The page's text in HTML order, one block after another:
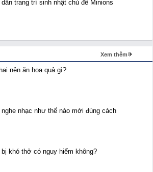
trang trí sinh nhật chủ đề Minions
Xem thêm
nên ăn hoa quả gì?
nghe nhạc như thế nào mới đúng cách
bị khó thở có nguy hiểm không?